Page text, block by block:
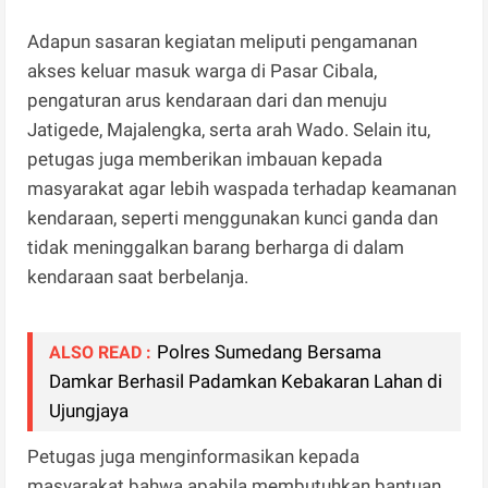
Adapun sasaran kegiatan meliputi pengamanan
akses keluar masuk warga di Pasar Cibala,
pengaturan arus kendaraan dari dan menuju
Jatigede, Majalengka, serta arah Wado. Selain itu,
petugas juga memberikan imbauan kepada
masyarakat agar lebih waspada terhadap keamanan
kendaraan, seperti menggunakan kunci ganda dan
tidak meninggalkan barang berharga di dalam
kendaraan saat berbelanja.
ALSO READ : Polres Sumedang Bersama
Damkar Berhasil Padamkan Kebakaran Lahan di
Ujungjaya
Petugas juga menginformasikan kepada